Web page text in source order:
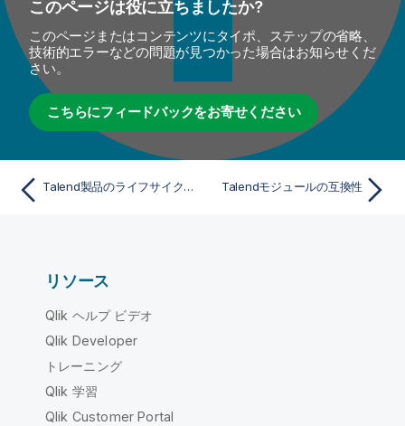
このページは役に立ちましたか?
このページまたはコンテンツにタイポ、ステップの省略、
技術的エラーなどの問題が見つかった場合はお知らせくだ
さい。
こちらにフィードバックをお寄せください
Talend製品のライフサイクルと互換性 Talendモジュールの互換性
リソース
Qlik ヘルプ ビデオ
Qlik Developer
トレーニング
Qlik 学習
Qlik Customer Portal